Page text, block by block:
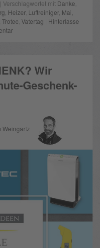
| Verschlagwortet mit Danke
Heizer, Luftreiniger, Mai
Trotec Vatertag | Hinterlasse
Wir
Geschenk-
Weingartz